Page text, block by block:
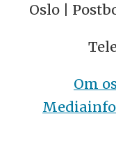
Oslo |
Om